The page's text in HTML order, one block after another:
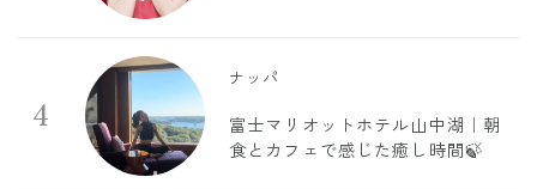
4
ナッパ
富士マリオットホテル山中湖｜朝
食とカフェで感じた癒し時間🍃